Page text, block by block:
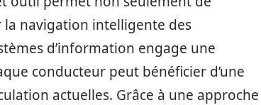
la navigation intelligente des
d’information engage une
conducteur peut bénéficier d’une
actuelles. Grâce à une approche